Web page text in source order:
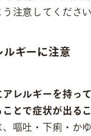
注意してください
ギーに注意
レルギーを持っ
とで症状が出る
嘔吐・下痢・か